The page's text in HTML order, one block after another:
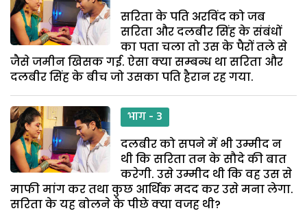
सरिता के पति अरविंद को जब
सरिता और दलबीर सिंह के संबंधों
का पता चला तो उस के पैरों तले से
जैसे जमीन खिसक गई. ऐसा क्या सम्बन्ध था सरिता और
दलबीर सिंह के बीच जो उसका पति हैरान रह गया.
भाग - 3
दलबीर को सपने में भी उम्मीद न
थी कि सरिता तन के सौदे की बात
करेगी. उसे उम्मीद थी कि वह उस से
माफी मांग कर तथा कुछ आर्थिक मदद कर उसे मना लेगा.
सरिता के यह बोलने के पीछे क्या वजह थी?